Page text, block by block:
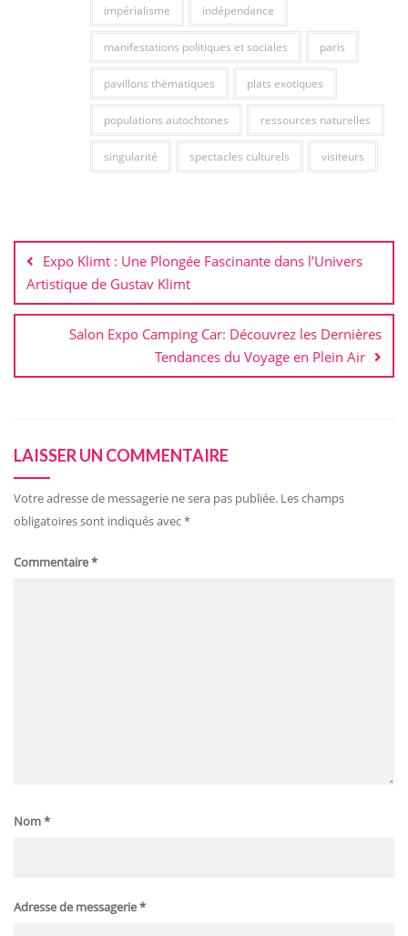
impérialisme indépendance
manifestations politiques et sociales paris
pavillons thématiques plats exotiques
populations autochtones ressources naturelles
singularité spectacles culturels visiteurs
de
l’article
Expo Klimt : Une Plongée Fascinante dans l’Univers
Artistique de Gustav Klimt
Salon Expo Camping Car: Découvrez les Dernières
Tendances du Voyage en Plein Air
LAISSER UN COMMENTAIRE
Votre adresse de messagerie ne sera pas publiée. Les champs
obligatoires sont indiqués avec*
Commentaire*
Nom*
Adresse de messagerie*